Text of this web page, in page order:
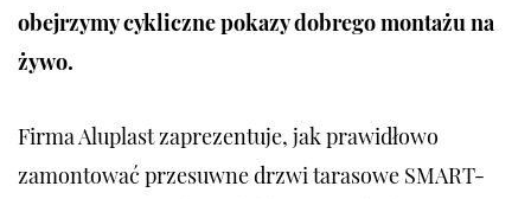
obejrzymy cykliczne pokazy dobrego montażu na
żywo.
Firma Aluplast zaprezentuje, jak prawidłowo
zamontować przesuwne drzwi tarasowe SMART-